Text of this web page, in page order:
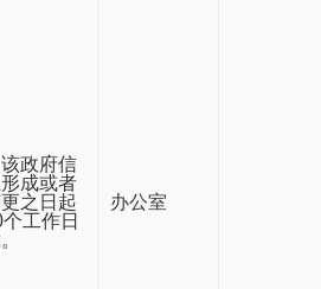
政府信
成或者
之日起
工作日
办公室